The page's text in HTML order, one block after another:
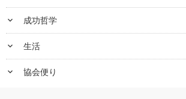
keyboard_arrow_down 成功哲学
keyboard_arrow_down 生活
keyboard_arrow_down 協会便り